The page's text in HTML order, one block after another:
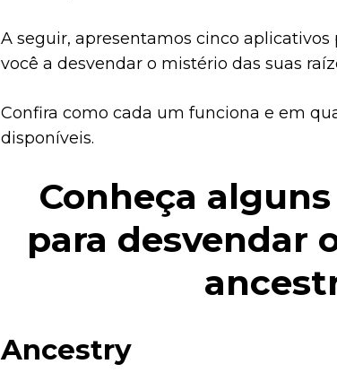
A seguir, apresentamos cinco
você a desvendar o mistério das suas
Confira como cada um funciona e em
disponíveis.
Conheça
para desvendar
Ancestry